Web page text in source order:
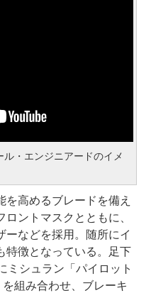
・エンジニアードのイメ
高めるブレードを備え
ントマスクとともに、
ーなどを採用。随所にイ
特徴となっている。足下
ミシュラン「パイロット
組み合わせ、ブレーキ